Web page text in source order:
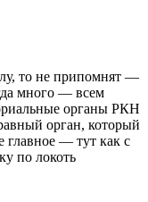
то не припомнят —
много — всем
органы РКН
орган, который
главное — тут как с
по локоть